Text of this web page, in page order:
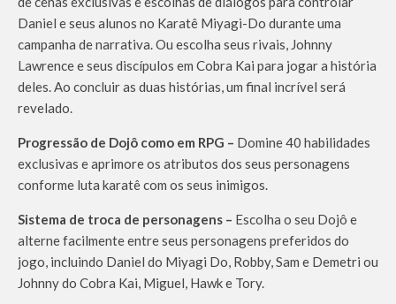
Daniel e seus alunos no Karatê Miyagi-Do durante uma
campanha de narrativa. Ou escolha seus rivais, Johnny
Lawrence e seus discípulos em Cobra Kai para jogar a história
deles. Ao concluir as duas histórias, um final incrível será
revelado.
Progressão de Dojô como em RPG – Domine 40 habilidades
exclusivas e aprimore os atributos dos seus personagens
conforme luta karatê com os seus inimigos.
Sistema de troca de personagens – Escolha o seu Dojô e
alterne facilmente entre seus personagens preferidos do
jogo, incluindo Daniel do Miyagi Do, Robby, Sam e Demetri ou
Johnny do Cobra Kai, Miguel, Hawk e Tory.